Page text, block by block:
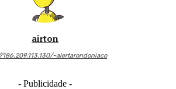
airton
~alertarondoniaco
- Publicidade -